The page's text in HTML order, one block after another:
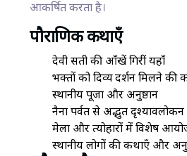
आकर्षित करता है।
पौराणिक कथाएँ
देवी सती की आँखें गिरीं यहाँ
भक्तों को दिव्य दर्शन मिलने की
स्थानीय पूजा और अनुष्ठान
नैना पर्वत से अद्भुत दृश्यावलोकन
मेला और त्योहारों में विशेष
स्थानीय लोगों की कथाएँ और